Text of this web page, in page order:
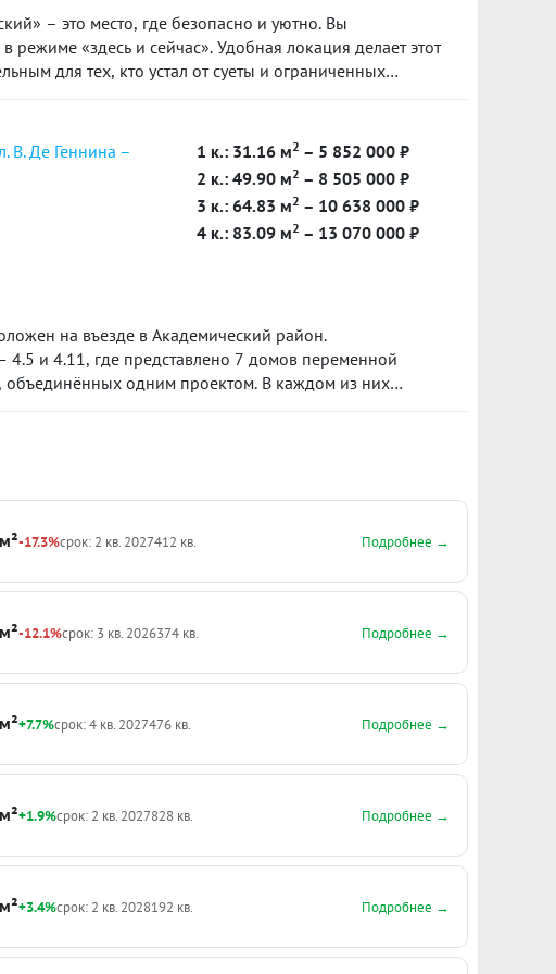
– это место, где безопасно и уютно. Вы
режиме «здесь и сейчас». Удобная локация делает этот
для тех, кто устал от суеты и ограниченных
В. Де Геннина –
1 к.: 31.16 м2 – 5 852 000 ₽
2 к.: 49.90 м2 – 8 505 000 ₽
3 к.: 64.83 м2 – 10 638 000 ₽
4 к.: 83.09 м2 – 13 070 000 ₽
на въезде в Академический район.
4.5 и 4.11, где представлено 7 домов переменной
объединённых одним проектом. В каждом из них
-17.3%срок: 2 кв. 2027412 кв. Подробнее →
-12.1%срок: 3 кв. 2026374 кв. Подробнее →
+7.7%срок: 4 кв. 2027476 кв. Подробнее →
+1.9%срок: 2 кв. 2027828 кв. Подробнее →
+3.4%срок: 2 кв. 2028192 кв. Подробнее →